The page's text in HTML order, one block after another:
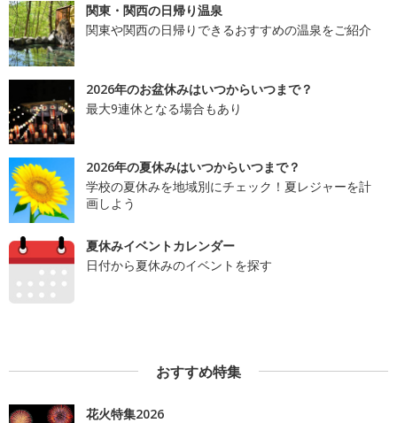
関東・関西の日帰り温泉
関東や関西の日帰りできるおすすめの温泉をご紹介
2026年のお盆休みはいつからいつまで？
最大9連休となる場合もあり
2026年の夏休みはいつからいつまで？
学校の夏休みを地域別にチェック！夏レジャーを計
画しよう
夏休みイベントカレンダー
日付から夏休みのイベントを探す
おすすめ特集
花火特集2026